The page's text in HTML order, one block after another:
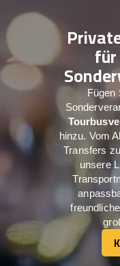
Fügen
hinzu. Vom
Transfers
unsere